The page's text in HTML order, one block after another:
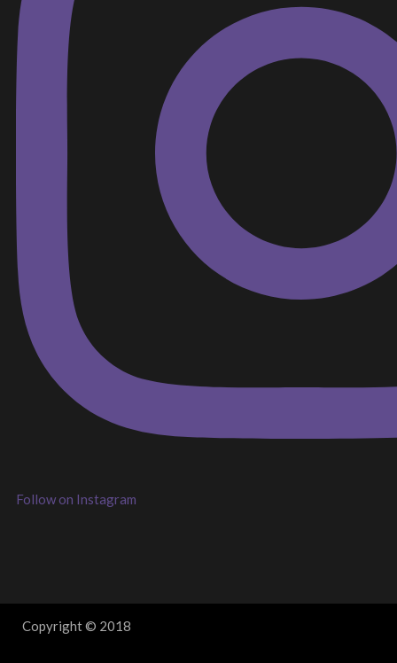
Follow on Instagram
Copyright © 2018